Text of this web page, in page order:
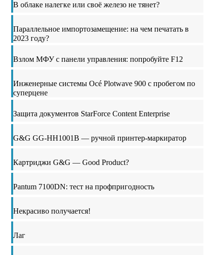
В облаке налегке или своё железо не тянет?
Параллельное импортозамещение: на чем печатать в
2023 году?
Взлом МФУ с панели управления: попробуйте F12
Инженерные системы Océ Plotwave 900 с пробегом по
суперцене
Защита документов StarForce Content Enterprise
G&G GG-HH1001B — ручной принтер-маркиратор
Картриджи G&G — Good Product?
Pantum 7100DN: тест на профпригодность
Некрасиво получается!
Лаг